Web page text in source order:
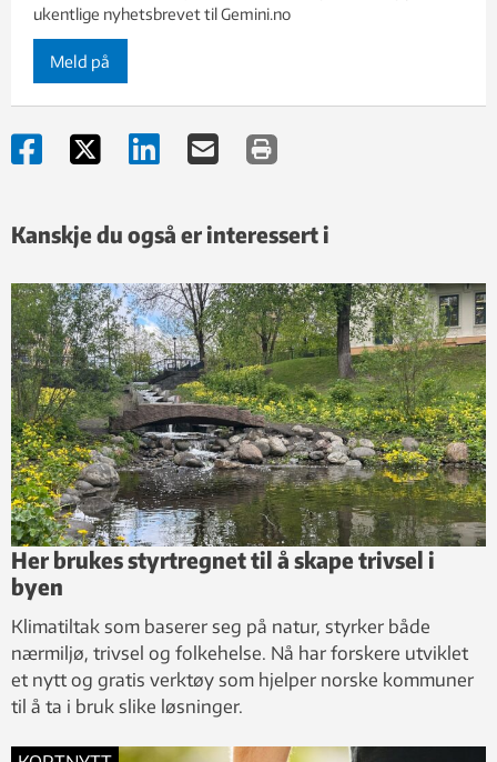
ukentlige nyhetsbrevet til Gemini.no
Meld på
Kanskje du også er interessert i
Her brukes styrtregnet til å skape trivsel i
byen
Klimatiltak som baserer seg på natur, styrker både
nærmiljø, trivsel og folkehelse. Nå har forskere utviklet
et nytt og gratis verktøy som hjelper norske kommuner
til å ta i bruk slike løsninger.